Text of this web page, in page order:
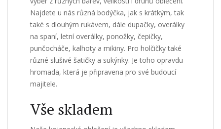
Najdete u nás různá bodýčka, jak s krátkým, tak
také s dlouhým rukávem, dále dupačky, overálky
na spaní, letní overálky, ponožky, čepičky,
punčocháče, kalhoty a mikiny. Pro holčičky také
různé slušivé šatičky a sukýnky. Je toho opravdu
hromada, která je připravena pro své budoucí
majitele.
Vše skladem